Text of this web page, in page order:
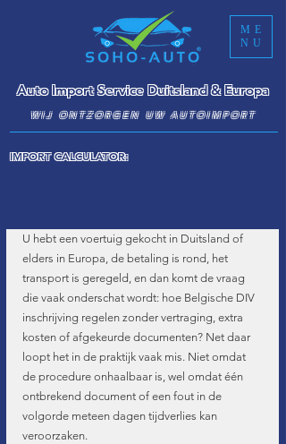
ME
NU
Auto Import Service Duitsland & Europa
IMPORT CALCULATOR:
WIJ ONTZORGEN UW AUTOIMPORT
U hebt een voertuig gekocht in Duitsland of
elders in Europa, de betaling is rond, het
transport is geregeld, en dan komt de vraag
die vaak onderschat wordt: hoe Belgische DIV
inschrijving regelen zonder vertraging, extra
kosten of afgekeurde documenten? Net daar
loopt het in de praktijk vaak mis. Niet omdat
de procedure onhaalbaar is, wel omdat één
ontbrekend document of een fout in de
volgorde meteen dagen tijdverlies kan
veroorzaken.